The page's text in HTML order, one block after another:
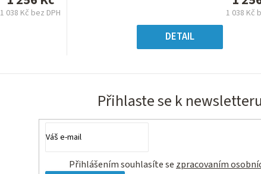
1 038 Kč bez DPH
hvězdiček.
1 038 Kč
DETAIL
Přihlaste se k newsletteru
Přihlášením souhlasíte se zpracovaním